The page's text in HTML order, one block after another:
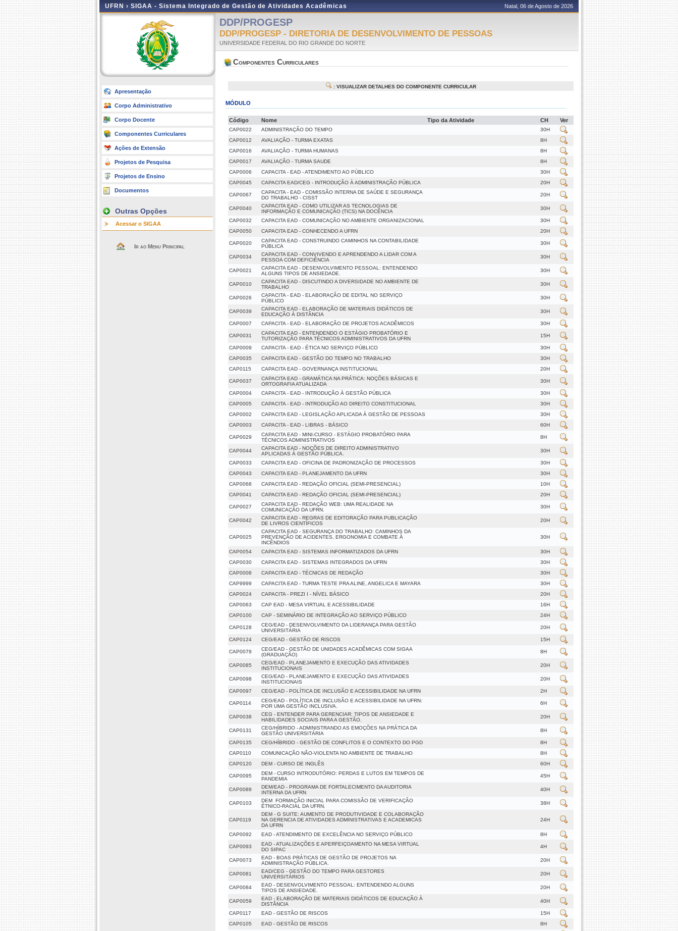
UFRN › SIGAA - Sistema Integrado de Gestão de Atividades Acadêmicas Natal, 06 de Agosto de 2026
Apresentação
Corpo Administrativo
Corpo Docente
Componentes Curriculares
Ações de Extensão
Projetos de Pesquisa
Projetos de Ensino
Documentos
Outras Opções
Acessar o SIGAA
Ir ao Menu Principal
DDP/PROGESP
DDP/PROGESP - DIRETORIA DE DESENVOLVIMENTO DE PESSOAS
UNIVERSIDADE FEDERAL DO RIO GRANDE DO NORTE
Componentes Curriculares
: VISUALIZAR DETALHES DO COMPONENTE CURRICULAR
MÓDULO
Código Nome Tipo da Atividade CH Ver
CAP0022 ADMINISTRAÇÃO DO TEMPO
30H
CAP0012
AVALIAÇÃO - TURMA EXATAS
8H
CAP0016
AVALIAÇÃO - TURMA HUMANAS
8H
CAP0017
AVALIAÇÃO - TURMA SAUDE
8H
CAP0006
CAPACITA - EAD - ATENDIMENTO AO PÚBLICO
30H
CAP0045
CAPACITA EAD/CEG - INTRODUÇÃO À ADMINISTRAÇÃO PÚBLICA 20H
CAP0067
CAPACITA - EAD - COMISSÃO INTERNA DE SAÚDE E SEGURANÇA
DO TRABALHO - CISST
20H
CAP0040
CAPACITA EAD - COMO UTILIZAR AS TECNOLOGIAS DE
INFORMAÇÃO E COMUNICAÇÃO (TICS) NA DOCÊNCIA
30H
CAP0032 CAPACITA EAD - COMUNICAÇÃO NO AMBIENTE ORGANIZACIONAL
30H
CAP0050
CAPACITA EAD - CONHECENDO A UFRN 20H
CAP0020
CAPACITA EAD - CONSTRUINDO CAMINHOS NA CONTABILIDADE
PÚBLICA
30H
CAP0034
CAPACITA EAD - CONVIVENDO E APRENDENDO A LIDAR COM A
PESSOA COM DEFICIÊNCIA
30H
CAP0021
CAPACITA EAD - DESENVOLVIMENTO PESSOAL: ENTENDENDO
ALGUNS TIPOS DE ANSIEDADE.
30H
CAP0010
CAPACITA EAD - DISCUTINDO A DIVERSIDADE NO AMBIENTE DE
TRABALHO
30H
CAP0026
CAPACITA - EAD - ELABORAÇÃO DE EDITAL NO SERVIÇO
PÚBLICO
30H
CAP0039
CAPACITA EAD - ELABORAÇÃO DE MATERIAIS DIDÁTICOS DE
EDUCAÇÃO À DISTÂNCIA
30H
CAP0007 CAPACITA - EAD - ELABORAÇÃO DE PROJETOS ACADÊMICOS 30H
CAP0031
CAPACITA EAD - ENTENDENDO O ESTÁGIO PROBATÓRIO E
TUTORIZAÇÃO PARA TÉCNICOS ADMINISTRATIVOS DA UFRN
15H
CAP0009 CAPACITA - EAD - ÉTICA NO SERVIÇO PÚBLICO
30H
CAP0035
CAPACITA EAD - GESTÃO DO TEMPO NO TRABALHO
30H
CAP0115
CAPACITA EAD - GOVERNANÇA INSTITUCIONAL 20H
CAP0037
CAPACITA EAD - GRAMÁTICA NA PRÁTICA: NOÇÕES BÁSICAS E
ORTOGRAFIA ATUALIZADA
30H
CAP0004 CAPACITA - EAD - INTRODUÇÃO À GESTÃO PÚBLICA
30H
CAP0005
CAPACITA - EAD - INTRODUÇÃO AO DIREITO CONSTITUCIONAL
30H
CAP0002
CAPACITA EAD - LEGISLAÇÃO APLICADA À GESTÃO DE PESSOAS
30H
CAP0003
CAPACITA - EAD - LIBRAS - BÁSICO 60H
CAP0029
CAPACITA EAD - MINI-CURSO - ESTÁGIO PROBATÓRIO PARA
TÉCNICOS ADMINISTRATIVOS
8H
CAP0044
CAPACITA EAD - NOÇÕES DE DIREITO ADMINISTRATIVO
APLICADAS À GESTÃO PÚBLICA.
30H
CAP0033 CAPACITA EAD - OFICINA DE PADRONIZAÇÃO DE PROCESSOS
30H
CAP0043
CAPACITA EAD - PLANEJAMENTO DA UFRN
30H
CAP0068
CAPACITA EAD - REDAÇÃO OFICIAL (SEMI-PRESENCIAL)
10H
CAP0041
CAPACITA EAD - REDAÇÃO OFICIAL (SEMI-PRESENCIAL) 20H
CAP0027
CAPACITA EAD - REDAÇÃO WEB: UMA REALIDADE NA
COMUNICAÇÃO DA UFRN.
30H
CAP0042
CAPACITA EAD - REGRAS DE EDITORAÇÃO PARA PUBLICAÇÃO
DE LIVROS CIENTÍFICOS
20H
CAP0025
CAPACITA EAD - SEGURANÇA DO TRABALHO: CAMINHOS DA
PREVENÇÃO DE ACIDENTES, ERGONOMIA E COMBATE À
INCÊNDIOS
30H
CAP0054 CAPACITA EAD - SISTEMAS INFORMATIZADOS DA UFRN
30H
CAP0030
CAPACITA EAD - SISTEMAS INTEGRADOS DA UFRN
30H
CAP0008
CAPACITA EAD - TÉCNICAS DE REDAÇÃO
30H
CAP9999
CAPACITA EAD - TURMA TESTE PRA ALINE, ANGELICA E MAYARA
30H
CAP0024
CAPACITA - PREZI I - NÍVEL BÁSICO
20H
CAP0063
CAP EAD - MESA VIRTUAL E ACESSIBILIDADE
16H
CAP0100
CAP - SEMINÁRIO DE INTEGRAÇÃO AO SERVIÇO PÚBLICO 24H
CAP0128
CEG/EAD - DESENVOLVIMENTO DA LIDERANÇA PARA GESTÃO
UNIVERSITÁRIA
20H
CAP0124 CEG/EAD - GESTÃO DE RISCOS 15H
CAP0079
CEG/EAD - GESTÃO DE UNIDADES ACADÊMICAS COM SIGAA
(GRADUAÇÃO)
8H
CAP0085
CEG/EAD - PLANEJAMENTO E EXECUÇÃO DAS ATIVIDADES
INSTITUCIONAIS
20H
CAP0098
CEG/EAD - PLANEJAMENTO E EXECUÇÃO DAS ATIVIDADES
INSTITUCIONAIS
20H
CAP0097 CEG/EAD - POLÍTICA DE INCLUSÃO E ACESSIBILIDADE NA UFRN 2H
CAP0114
CEG/EAD - POLÍTICA DE INCLUSÃO E ACESSIBILIDADE NA UFRN:
POR UMA GESTÃO INCLUSIVA.
6H
CAP0038
CEG - ENTENDER PARA GERENCIAR: TIPOS DE ANSIEDADE E
HABILIDADES SOCIAIS PARA A GESTÃO.
20H
CAP0131
CEG/HÍBRIDO - ADMINISTRANDO AS EMOÇÕES NA PRÁTICA DA
GESTÃO UNIVERSITÁRIA
8H
CAP0135 CEG/HÍBRIDO - GESTÃO DE CONFLITOS E O CONTEXTO DO PGD
8H
CAP0110
COMUNICAÇÃO NÃO-VIOLENTA NO AMBIENTE DE TRABALHO
8H
CAP0120
DEM - CURSO DE INGLÊS 60H
CAP0095
DEM - CURSO INTRODUTÓRIO: PERDAS E LUTOS EM TEMPOS DE
PANDEMIA
45H
CAP0089
DEM/EAD - PROGRAMA DE FORTALECIMENTO DA AUDITORIA
INTERNA DA UFRN
40H
CAP0103
DEM  FORMAÇÃO INICIAL PARA COMISSÃO DE VERIFICAÇÃO
ÉTNICO-RACIAL DA UFRN.
38H
CAP0119
DEM - G SUITE: AUMENTO DE PRODUTIVIDADE E COLABORAÇÃO
NA GERENCIA DE ATIVIDADES ADMINISTRATIVAS E ACADEMICAS
DA UFRN
24H
CAP0092 EAD - ATENDIMENTO DE EXCELÊNCIA NO SERVIÇO PÚBLICO 8H
CAP0093
EAD - ATUALIZAÇÕES E APERFEIÇOAMENTO NA MESA VIRTUAL
DO SIPAC
4H
CAP0073
EAD - BOAS PRÁTICAS DE GESTÃO DE PROJETOS NA
ADMINISTRAÇÃO PÚBLICA.
20H
CAP0081
EAD/CEG - GESTÃO DO TEMPO PARA GESTORES
UNIVERSITÁRIOS
20H
CAP0084
EAD - DESENVOLVIMENTO PESSOAL: ENTENDENDO ALGUNS
TIPOS DE ANSIEDADE.
20H
CAP0059
EAD - ELABORAÇÃO DE MATERIAIS DIDÁTICOS DE EDUCAÇÃO À
DISTÂNCIA
40H
CAP0117 EAD - GESTÃO DE RISCOS
15H
CAP0105
EAD - GESTÃO DE RISCOS
8H